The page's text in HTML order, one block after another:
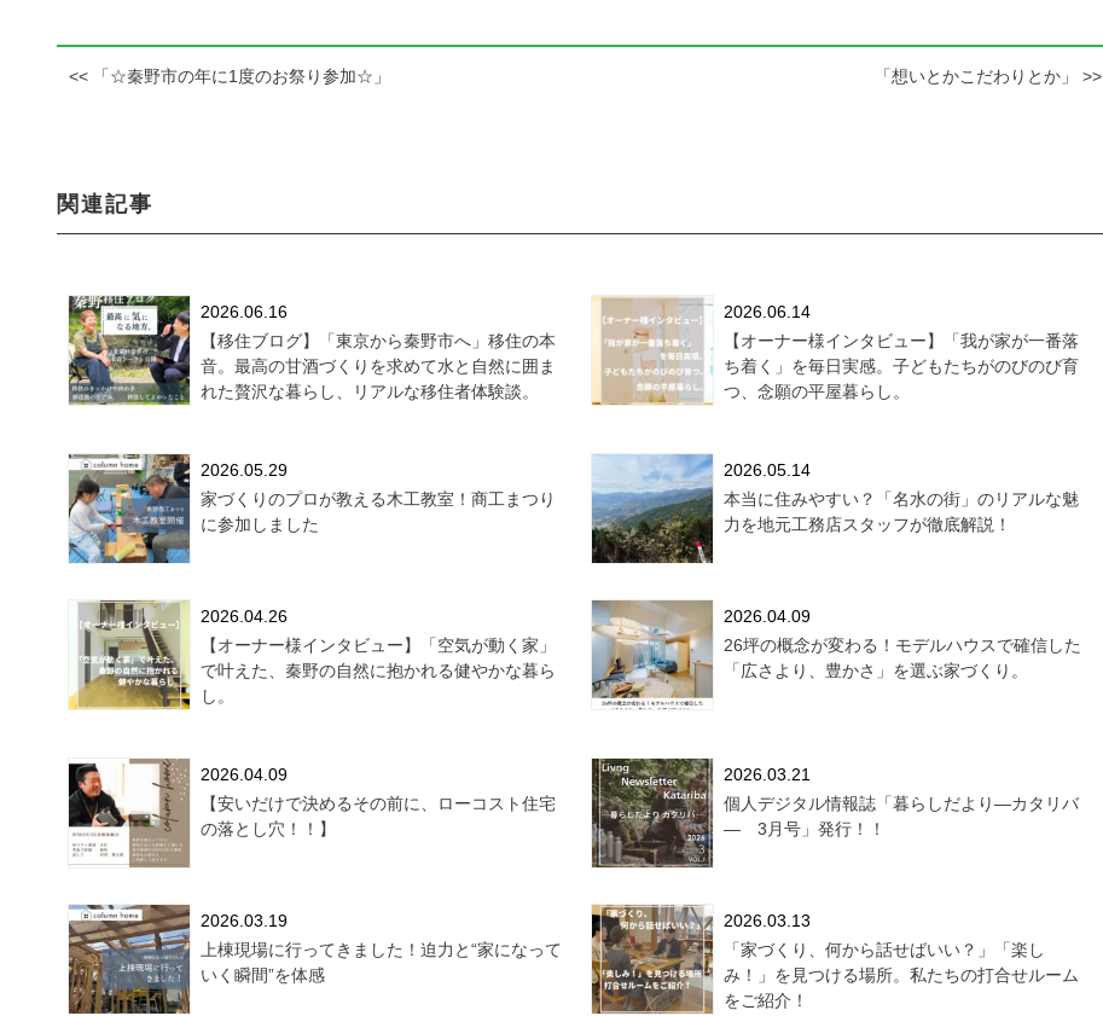
<< 「☆秦野市の年に1度のお祭り参加☆」 「想いとかこだわりとか」 >>
関連記事
2026.06.16
【移住ブログ】「東京から秦野市へ」移住の本
音。最高の甘酒づくりを求めて水と自然に囲ま
れた贅沢な暮らし、リアルな移住者体験談。
2026.06.14
【オーナー様インタビュー】「我が家が一番落
ち着く」を毎日実感。子どもたちがのびのび育
つ、念願の平屋暮らし。
2026.05.29
家づくりのプロが教える木工教室！商工まつり
に参加しました
2026.05.14
本当に住みやすい？「名水の街」のリアルな魅
力を地元工務店スタッフが徹底解説！
2026.04.26
【オーナー様インタビュー】「空気が動く家」
で叶えた、秦野の自然に抱かれる健やかな暮ら
し。
2026.04.09
26坪の概念が変わる！モデルハウスで確信した
「広さより、豊かさ」を選ぶ家づくり。
2026.04.09
【安いだけで決めるその前に、ローコスト住宅
の落とし穴！！】
2026.03.21
個人デジタル情報誌「暮らしだより―カタリバ
― 3月号」発行！！
2026.03.19
上棟現場に行ってきました！迫力と“家になって
いく瞬間”を体感
2026.03.13
「家づくり、何から話せばいい？」「楽し
み！」を見つける場所。私たちの打合せルーム
をご紹介！